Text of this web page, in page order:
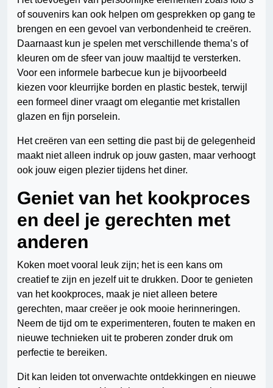
of souvenirs kan ook helpen om gesprekken op gang te
brengen en een gevoel van verbondenheid te creëren.
Daarnaast kun je spelen met verschillende thema’s of
kleuren om de sfeer van jouw maaltijd te versterken.
Voor een informele barbecue kun je bijvoorbeeld
kiezen voor kleurrijke borden en plastic bestek, terwijl
een formeel diner vraagt om elegantie met kristallen
glazen en fijn porselein.
Het creëren van een setting die past bij de gelegenheid
maakt niet alleen indruk op jouw gasten, maar verhoogt
ook jouw eigen plezier tijdens het diner.
Geniet van het kookproces
en deel je gerechten met
anderen
Koken moet vooral leuk zijn; het is een kans om
creatief te zijn en jezelf uit te drukken. Door te genieten
van het kookproces, maak je niet alleen betere
gerechten, maar creëer je ook mooie herinneringen.
Neem de tijd om te experimenteren, fouten te maken en
nieuwe technieken uit te proberen zonder druk om
perfectie te bereiken.
Dit kan leiden tot onverwachte ontdekkingen en nieuwe